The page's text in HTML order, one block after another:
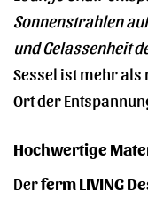
Sonnenstrahlen
und Gelassenheit
Sessel ist mehr als
Ort der
Hochwertige
Derferm LIVING